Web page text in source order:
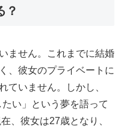
？
ません。これまでに結婚
、彼女のプライベートに
ていません。しかし、
い」という夢を語って
、彼女は27歳となり、